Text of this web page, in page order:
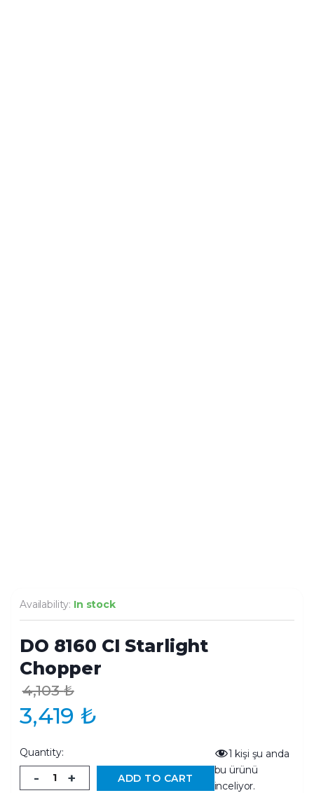
Availability: In stock
DO 8160 CI Starlight
Chopper
4,103₺
3,419 ₺
Quantity:
- + ADD TO CART
1 kişi şu anda
bu ürünü
inceliyor.